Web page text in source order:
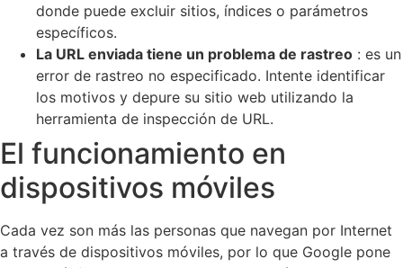
donde puede excluir sitios, índices o parámetros
específicos.
La URL enviada tiene un problema de rastreo : es un
error de rastreo no especificado. Intente identificar
los motivos y depure su sitio web utilizando la
herramienta de inspección de URL.
El funcionamiento en
dispositivos móviles
Cada vez son más las personas que navegan por Internet
a través de dispositivos móviles, por lo que Google pone